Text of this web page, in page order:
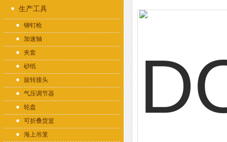
生产工具
铆钉枪
加速轴
夹套
砂纸
旋转接头
气压调节器
轮盘
可折叠货篮
海上吊笼